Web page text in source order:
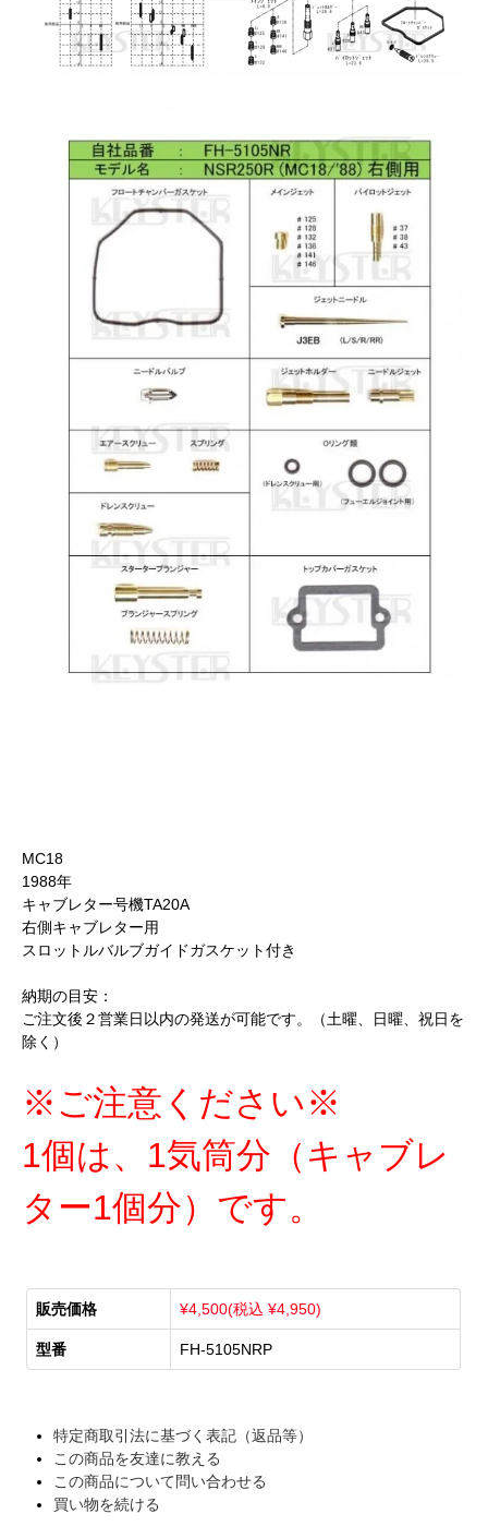
MC18
1988年
キャブレター号機TA20A
右側キャブレター用
スロットルバルブガイドガスケット付き
納期の目安：
ご注文後２営業日以内の発送が可能です。（土曜、日曜、祝日を
除く）
※ご注意ください※
1個は、1気筒分（キャブレ
ター1個分）です。
販売価格 ¥4,500(税込 ¥4,950)
型番 FH-5105NRP
特定商取引法に基づく表記（返品等）
この商品を友達に教える
この商品について問い合わせる
買い物を続ける